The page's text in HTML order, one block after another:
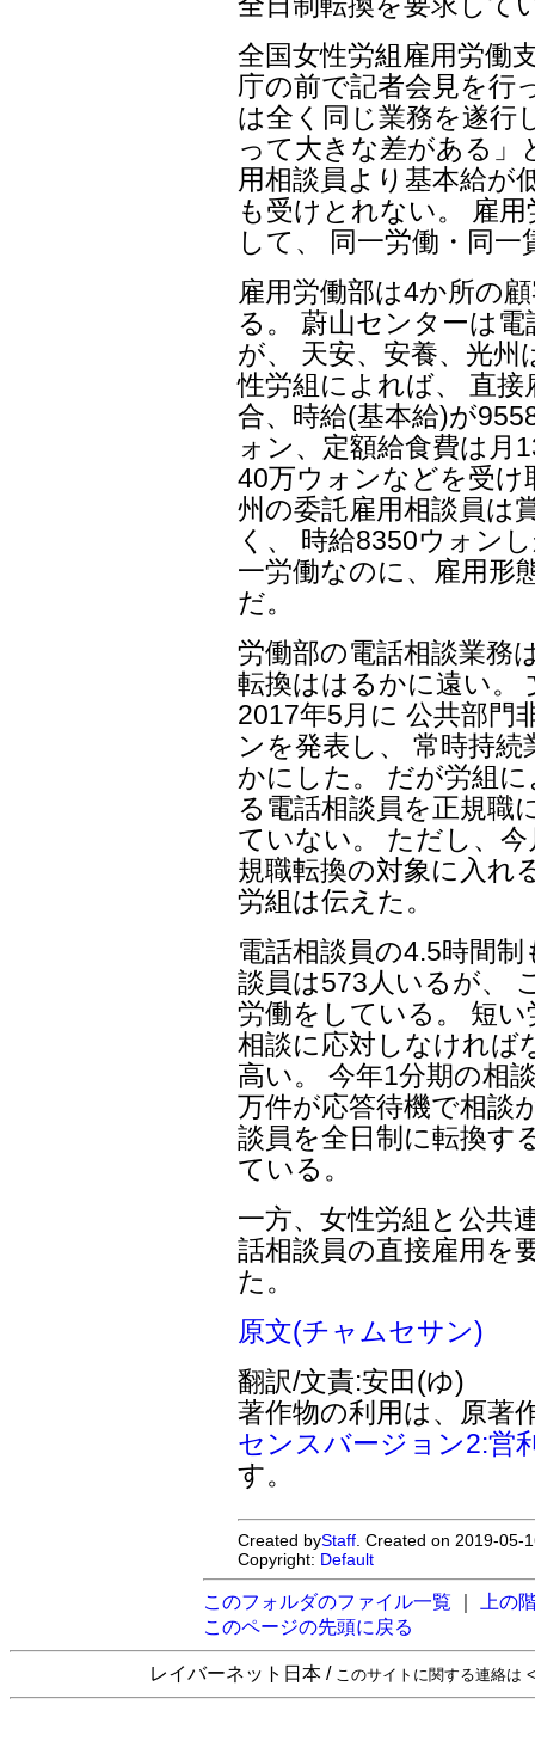
全国女性労組雇用労働
庁の前で記者会見を行
は全く同じ業務を遂行
って大きな差がある」
用相談員より基本給が
も受けとれない。 雇
して、 同一労働・同
雇用労働部は4か所の
る。 蔚山センターは
が、 天安、安養、光
性労組によれば、 直
合、時給(基本給)が
ォン、定額給食費は月
40万ウォンなどを受け
州の委託雇用相談員は
く、 時給8350ウォン
一労働なのに、雇用形
だ。
労働部の電話相談業務
転換ははるかに遠い。
2017年5月に 公共部門
ンを発表し、 常時持
かにした。 だが労組
る電話相談員を正規職
ていない。 ただし、
規職転換の対象に入れ
労組は伝えた。
電話相談員の4.5時間
談員は573人いるが、
労働をしている。 短
相談に応対しなければ
高い。 今年1分期の相
万件が応答待機で相談
談員を全日制に転換す
ている。
一方、女性労組と公共
話相談員の直接雇用を
た。
原文(チャムセサン)
翻訳/文責:安田(ゆ)
著作物の利用は、原著
センスバージョン2:営
す。
Created byStaff. Created on 2019-05-
Copyright: Default
このフォルダのファイル一覧
上の
このページの先頭に戻る
レイバーネット日本 / このサイトに関する連絡は